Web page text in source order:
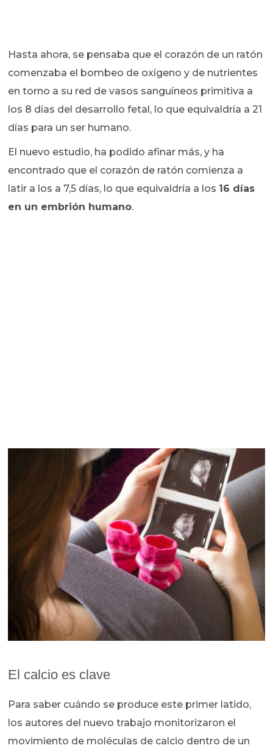
Hasta ahora, se pensaba que el corazón de un ratón
comenzaba el bombeo de oxígeno y de nutrientes
en torno a su red de vasos sanguíneos primitiva a
los 8 días del desarrollo fetal, lo que equivaldría a 21
días para un ser humano.
El nuevo estudio, ha podido afinar más, y ha
encontrado que el corazón de ratón comienza a
latir a los a 7,5 días, lo que equivaldría a los 16 días
en un embrión humano.
El calcio es clave
Para saber cuándo se produce este primer latido,
los autores del nuevo trabajo monitorizaron el
movimiento de moléculas de calcio dentro de un